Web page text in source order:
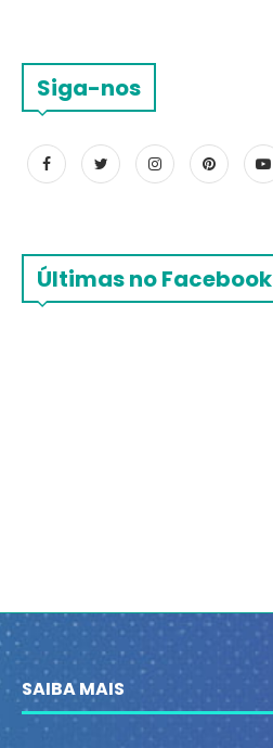
Siga-nos
Últimas no Facebook
SAIBA MAIS